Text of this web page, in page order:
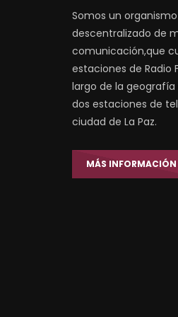
Somos un
descentralizado de
comunicación,que
estaciones de Radio
largo de la
dos estaciones de
ciudad de La Paz.
MÁS INFORMACIÓN